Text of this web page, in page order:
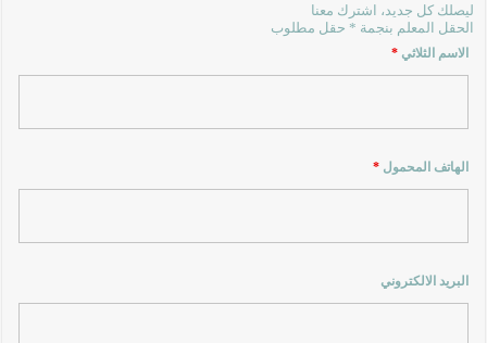
ليصلك كل جديد، اشترك معنا
الحقل المعلم بنجمة * حقل مطلوب
الاسم الثلاثي*
الهاتف المحمول*
البريد الالكتروني